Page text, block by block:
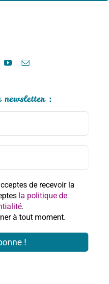
newsletter :
la politique de
.
à tout moment.